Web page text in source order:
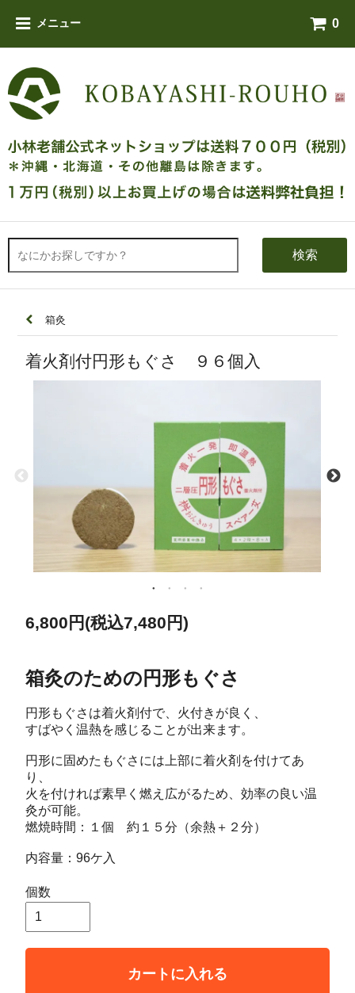
メニュー 0
検索
箱灸
着火剤付円形もぐさ ９６個入
6,800円(税込7,480円)
箱灸のための円形もぐさ
円形もぐさは着火剤付で、火付きが良く、
すばやく温熱を感じることが出来ます。
円形に固めたもぐさには上部に着火剤を付けてあ
り、
火を付ければ素早く燃え広がるため、効率の良い温
灸が可能。
燃焼時間：１個 約１５分（余熱＋２分）
内容量：96ケ入
個数
カートに入れる